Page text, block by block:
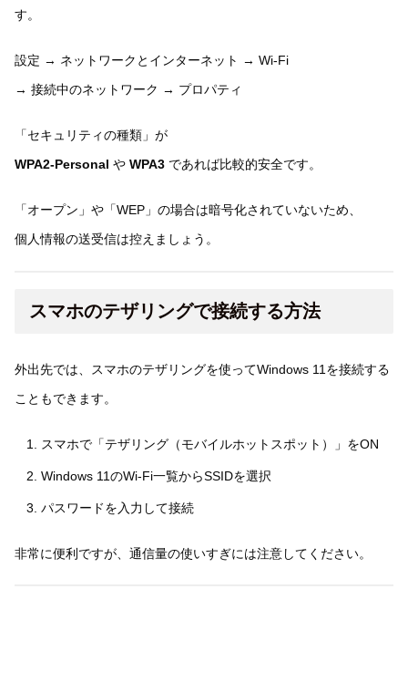
す。
設定 → ネットワークとインターネット → Wi-Fi
→ 接続中のネットワーク → プロパティ
「セキュリティの種類」が
WPA2-Personal や WPA3 であれば比較的安全です。
「オープン」や「WEP」の場合は暗号化されていないため、
個人情報の送受信は控えましょう。
スマホのテザリングで接続する方法
外出先では、スマホのテザリングを使ってWindows 11を接続する
こともできます。
スマホで「テザリング（モバイルホットスポット）」をON
Windows 11のWi-Fi一覧からSSIDを選択
パスワードを入力して接続
非常に便利ですが、通信量の使いすぎには注意してください。